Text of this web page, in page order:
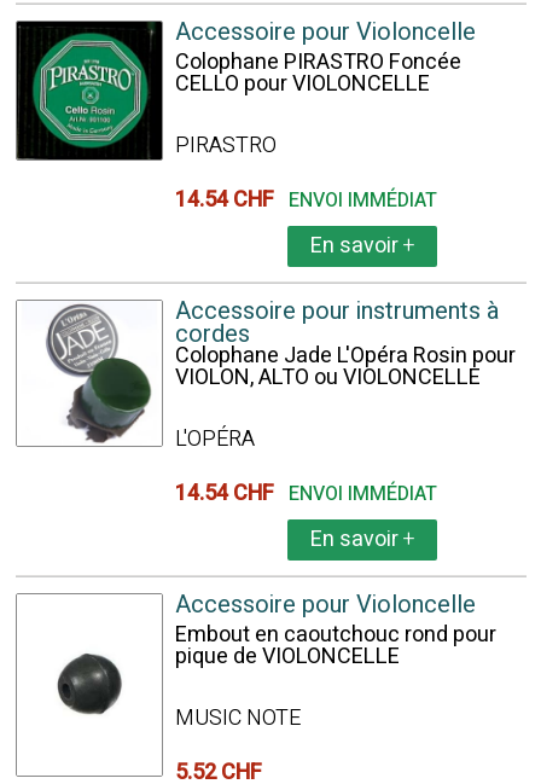
Accessoire pour Violoncelle
Colophane PIRASTRO Foncée
CELLO pour VIOLONCELLE
PIRASTRO
14.54 CHF ENVOI IMMÉDIAT
En savoir+
Accessoire pour instruments à
cordes
Colophane Jade L'Opéra Rosin pour
VIOLON, ALTO ou VIOLONCELLE
L'OPÉRA
14.54 CHF ENVOI IMMÉDIAT
En savoir+
Accessoire pour Violoncelle
Embout en caoutchouc rond pour
pique de VIOLONCELLE
MUSIC NOTE
5.52 CHF